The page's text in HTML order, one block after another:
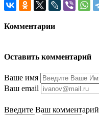
Комментарии
Оставить комментарий
Ваше имя
Ваш email
Введите Ваш комментарий